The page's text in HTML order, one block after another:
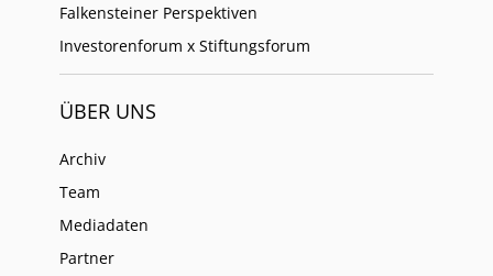
Falkensteiner Perspektiven
Investorenforum x Stiftungsforum
ÜBER UNS
Archiv
Team
Mediadaten
Partner